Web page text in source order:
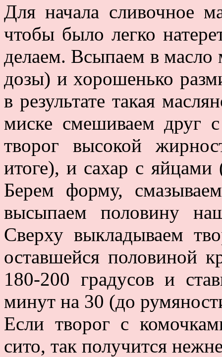
Для начала сливочное
чтобы было легко
делаем. Всыпаем в масло
дозы) и хорошенько
в результате такая
миске смешиваем друг
творог высокой
итоге), и сахар с
Берем форму,
высыпаем половину
Сверху выкладываем
оставшейся половиной
180-200 градусов и
минут на 30 (до
Если творог с
сито, так получится